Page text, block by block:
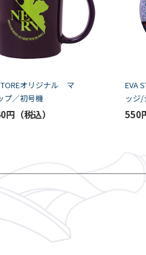
オリジナル マ
プ／初号機
円
EVA
ッジ/
スー
550